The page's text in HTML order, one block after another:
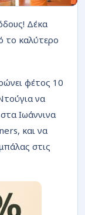
Δέκα
το καλύτερο
φέτος 10
να
Ιωάννινα
και να
στις